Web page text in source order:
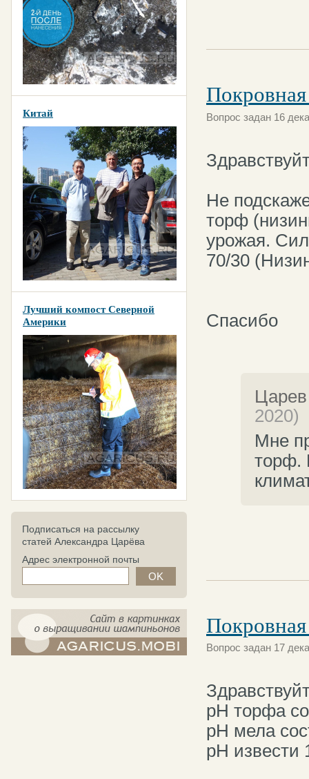
Китай
Лучший компост Северной
Америки
Подписаться на рассылку
статей Александра Царёва
Адрес электронной почты
Вопрос задан 16
Не
торф
урожая.
70/30
Спасибо
2020)
Мне
торф.
Вопрос задан 17
рH торфа
рH мела
рH извести